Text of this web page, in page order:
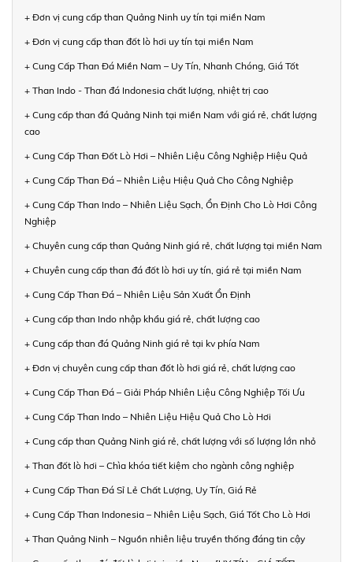
+ Đơn vị cung cấp than Quảng Ninh uy tín tại miền Nam
+ Đơn vị cung cấp than đốt lò hơi uy tín tại miền Nam
+ Cung Cấp Than Đá Miền Nam – Uy Tín, Nhanh Chóng, Giá Tốt
+ Than Indo - Than đá Indonesia chất lượng, nhiệt trị cao
+ Cung cấp than đá Quảng Ninh tại miền Nam với giá rẻ, chất lượng
cao
+ Cung Cấp Than Đốt Lò Hơi – Nhiên Liệu Công Nghiệp Hiệu Quả
+ Cung Cấp Than Đá – Nhiên Liệu Hiệu Quả Cho Công Nghiệp
+ Cung Cấp Than Indo – Nhiên Liệu Sạch, Ổn Định Cho Lò Hơi Công
Nghiệp
+ Chuyên cung cấp than Quảng Ninh giá rẻ, chất lượng tại miền Nam
+ Chuyên cung cấp than đá đốt lò hơi uy tín, giá rẻ tại miền Nam
+ Cung Cấp Than Đá – Nhiên Liệu Sản Xuất Ổn Định
+ Cung cấp than Indo nhập khẩu giá rẻ, chất lượng cao
+ Cung cấp than đá Quảng Ninh giá rẻ tại kv phía Nam
+ Đơn vị chuyên cung cấp than đốt lò hơi giá rẻ, chất lượng cao
+ Cung Cấp Than Đá – Giải Pháp Nhiên Liệu Công Nghiệp Tối Ưu
+ Cung Cấp Than Indo – Nhiên Liệu Hiệu Quả Cho Lò Hơi
+ Cung cấp than Quảng Ninh giá rẻ, chất lượng với số lượng lớn nhỏ
+ Than đốt lò hơi – Chìa khóa tiết kiệm cho ngành công nghiệp
+ Cung Cấp Than Đá Sỉ Lẻ Chất Lượng, Uy Tín, Giá Rẻ
+ Cung Cấp Than Indonesia – Nhiên Liệu Sạch, Giá Tốt Cho Lò Hơi
+ Than Quảng Ninh – Nguồn nhiên liệu truyền thống đáng tin cậy